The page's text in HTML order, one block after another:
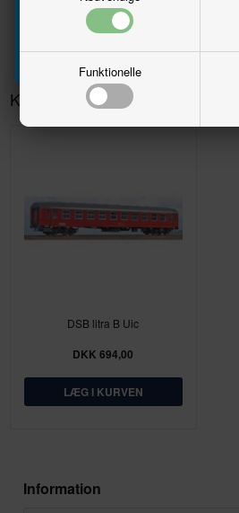
Funktionelle
Kunder købte også
DSB litra B Uic
DKK 694,00
Information